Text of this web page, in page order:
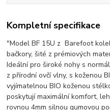
Kompletní specifikace
"Model BF 15U z Barefoot
bačkory, šité z prémiových
Ideální pro široké nohy s
z přírodní ovčí vlny, s koženou
vyjímatelnou BIO koženou
poskytují maximální komfort,
rovnou 4mm silnou gumovou